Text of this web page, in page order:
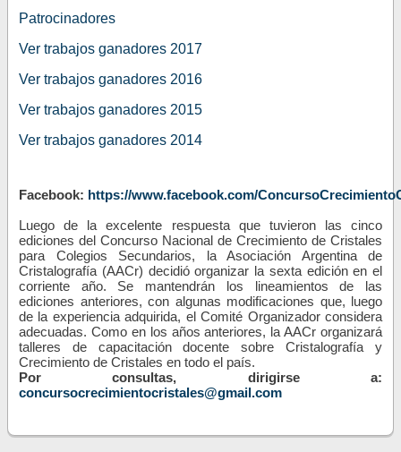
Patrocinadores
Ver trabajos ganadores 2017
Ver trabajos ganadores 2016
Ver trabajos ganadores 2015
Ver trabajos ganadores 2014
Facebook: https://www.facebook.com/
Luego de la excelente respuesta que tuvieron las cinco
ediciones del Concurso Nacional de Crecimiento de Cristales
para Colegios Secundarios, la Asociación Argentina de
Cristalografía (AACr) decidió organizar la sexta edición en el
corriente año. Se mantendrán los lineamientos de las
ediciones anteriores, con algunas modificaciones que, luego
de la experiencia adquirida, el Comité Organizador considera
adecuadas. Como en los años anteriores, la AACr organizará
talleres de capacitación docente sobre Cristalografía y
Crecimiento de Cristales en todo el país.
Por consultas, dirigirse a:
concursocrecimientocristales@gmail.com